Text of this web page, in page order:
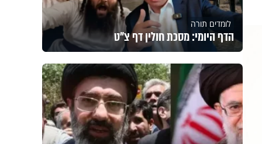
לומדים תורה
הדף היומי: מסכת חולין דף צ"ט